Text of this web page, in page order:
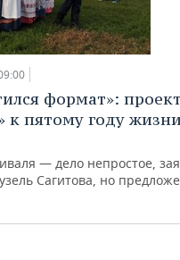
формат»:
к пятому году
— дело непростое,
Сагитова, но